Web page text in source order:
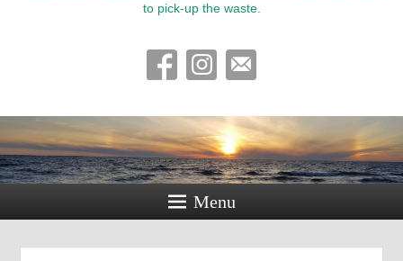
to pick-up the waste.
Menu